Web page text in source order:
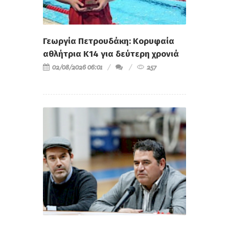
Γεωργία Πετρουδάκη: Κορυφαία
αθλήτρια Κ14 για δεύτερη χρονιά
02/08/2026 06:01 257